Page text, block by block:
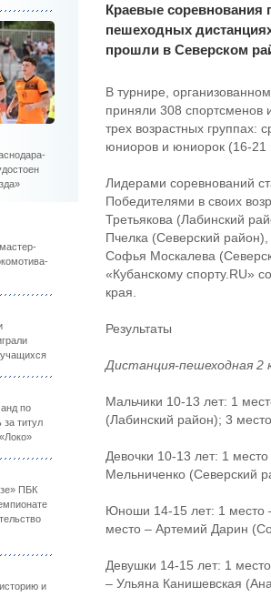
по
за титул
ПБК
и
Краевые соревнования
пешеходных
прошли в Северском
В турнире,
приняли 308 спортсменов
трех возрастных группах:
юниоров и юниорок (16-21
Лидерами соревнований
Победителями в своих
Третьякова (Лабинский
Пчелка (Северский
Софья Москалева
«Кубанскому спорту.RU»
края.
Результаты
Дистанция-пешеходная 2
Мальчики 10-13 лет: 1
(Лабинский район); 3
Девочки 10-13 лет: 1
Мельниченко (Северский
Юноши 14-15 лет: 1 место
место – Артемий Дарин
Девушки 14-15 лет: 1
– Ульяна Канишевская